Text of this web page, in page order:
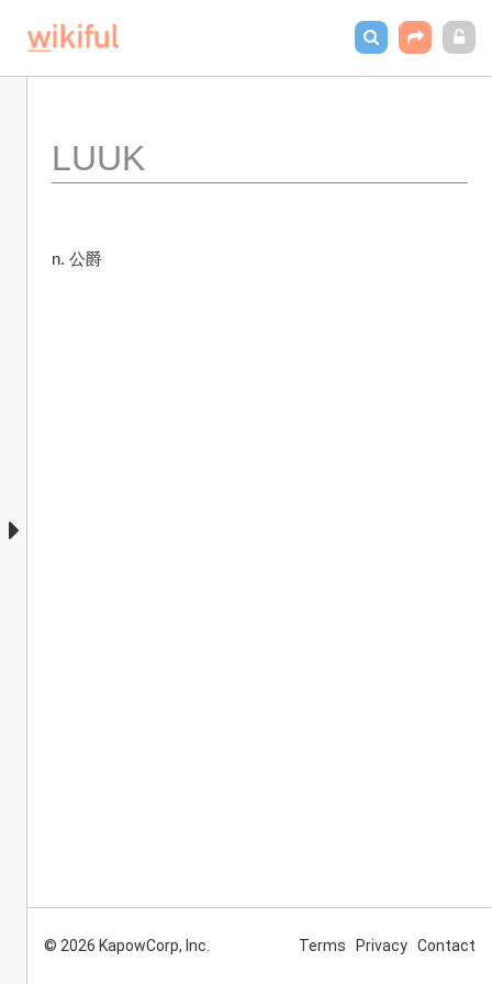
LUUK
n. 公爵
© 2026 KapowCorp, Inc. Terms Privacy Contact